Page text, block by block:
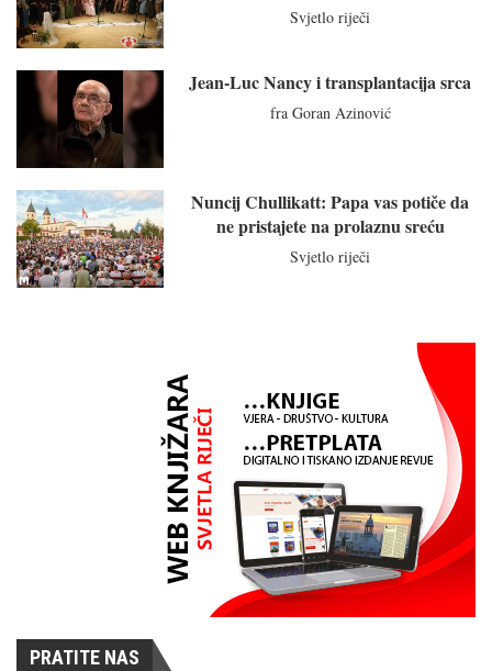
Svjetlo riječi
Jean-Luc Nancy i transplantacija srca
fra Goran Azinović
Nuncij Chullikatt: Papa vas potiče da
ne pristajete na prolaznu sreću
Svjetlo riječi
PRATITE NAS